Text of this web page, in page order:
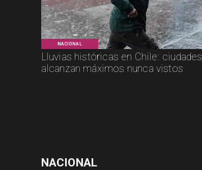
NACIONAL
Lluvias históricas en Chile: ciudades
alcanzan máximos nunca vistos
NACIONAL